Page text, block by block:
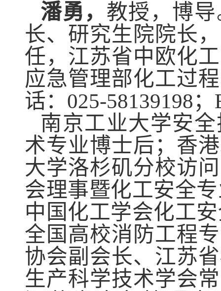
潘勇 ， 教授，博
长、研究生院院长
任，江苏省中欧化
应急管理部化工过
话： 025-58139198；
南京工业大学安
术专业博士后；香
大学洛杉矶分校访
会理事暨化工安全
中国化工学会化工
全国高校消防工程
协会副会长、江苏
生产科学技术学会